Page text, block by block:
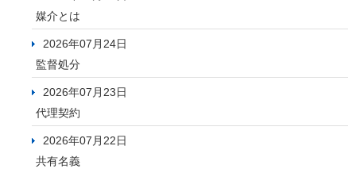
媒介とは
2026年07月24日
監督処分
2026年07月23日
代理契約
2026年07月22日
共有名義